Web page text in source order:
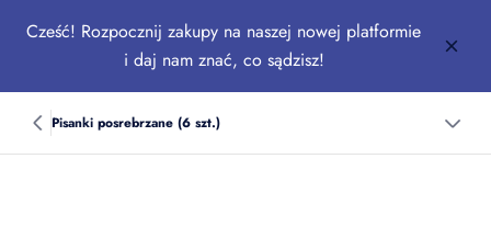
Cześć! Rozpocznij zakupy na naszej nowej platformie
i daj nam znać, co sądzisz!
Pisanki posrebrzane (6 szt.)